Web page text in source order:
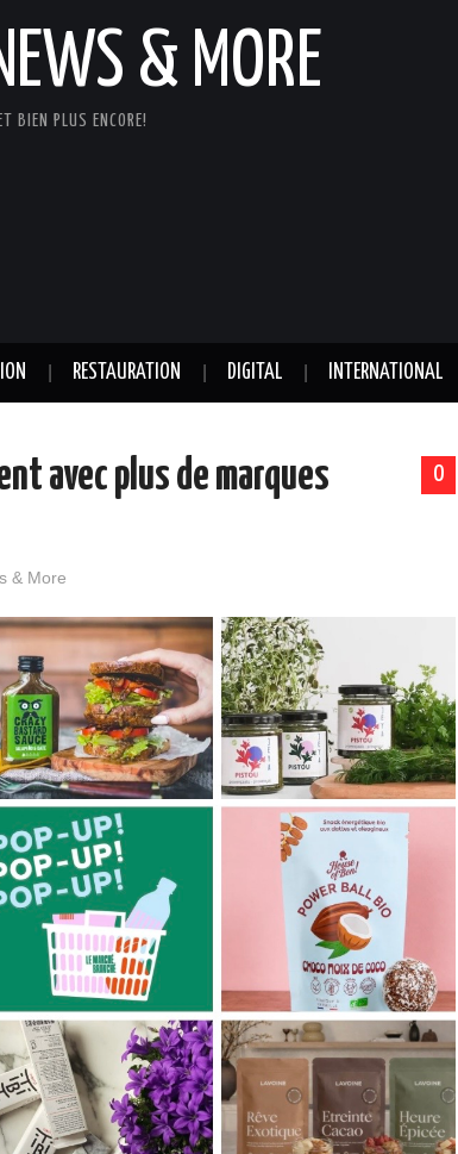
& MORE
BIEN PLUS ENCORE!
RESTAURATION DIGITAL INTERNATIONAL
0
avec plus de marques
& More